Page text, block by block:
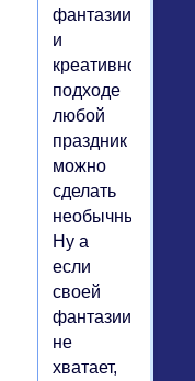
фантазии
и
креативном
подходе
любой
праздник
можно
сделать
необычным.
Ну а
если
своей
фантазии
не
хватает,